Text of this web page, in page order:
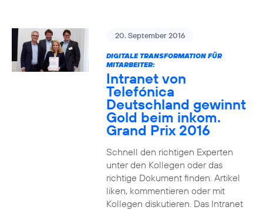
20. September 2016
DIGITALE TRANSFORMATION FÜR
MITARBEITER:
Intranet von
Telefónica
Deutschland gewinnt
Gold beim inkom.
Grand Prix 2016
Schnell den richtigen Experten
unter den Kollegen oder das
richtige Dokument finden. Artikel
liken, kommentieren oder mit
Kollegen diskutieren. Das Intranet